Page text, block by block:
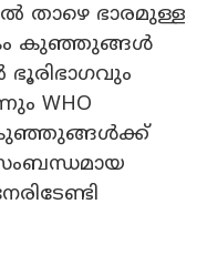
താഴെ ഭാരമുള്ള
കുഞ്ഞുങ്ങൾ
WHO
കുഞ്ഞുങ്ങൾക്ക്